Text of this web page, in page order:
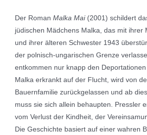
Der Roman Malka Mai(2001) schildert
jüdischen Mädchens Malka, das mit ihrer
und ihrer älteren Schwester 1943
der polnisch-ungarischen Grenze
entkommen nur knapp den Deportationen
Malka erkrankt auf der Flucht, wird von
Bauernfamilie zurückgelassen und ab
muss sie sich allein behaupten. Pressler
vom Verlust der Kindheit, der
Die Geschichte basiert auf einer wahren